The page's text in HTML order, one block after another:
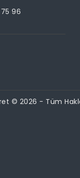
96
© 2026 - Tüm